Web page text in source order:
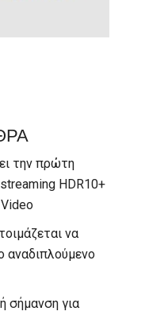
την πρώτη
HDR10+
να
αναδιπλούμενο
σήμανση για